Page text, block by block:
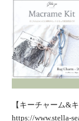
【キーチャーム&
https://www.stella-